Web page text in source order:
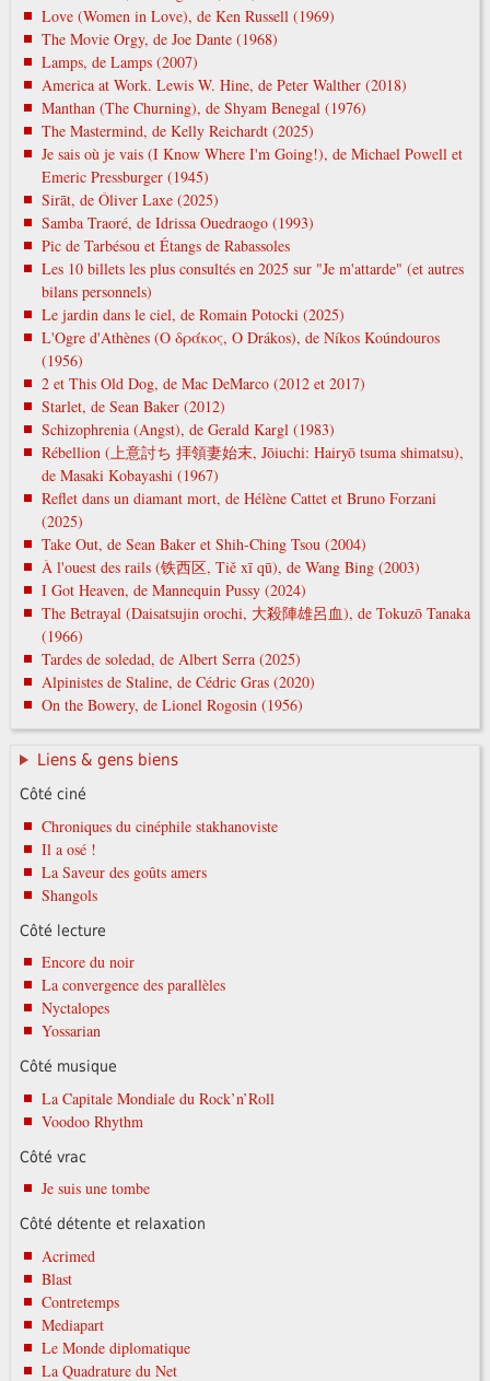
Love (Women in Love), de Ken Russell (1969)
The Movie Orgy, de Joe Dante (1968)
Lamps, de Lamps (2007)
America at Work. Lewis W. Hine, de Peter Walther (2018)
Manthan (The Churning), de Shyam Benegal (1976)
The Mastermind, de Kelly Reichardt (2025)
Je sais où je vais (I Know Where I'm Going!), de Michael Powell et
Emeric Pressburger (1945)
Sirāt, de Óliver Laxe (2025)
Samba Traoré, de Idrissa Ouedraogo (1993)
Pic de Tarbésou et Étangs de Rabassoles
Les 10 billets les plus consultés en 2025 sur "Je m'attarde" (et autres
bilans personnels)
Le jardin dans le ciel, de Romain Potocki (2025)
L'Ogre d'Athènes (Ο δράκος, O Drákos), de Níkos Koúndouros
(1956)
2 et This Old Dog, de Mac DeMarco (2012 et 2017)
Starlet, de Sean Baker (2012)
Schizophrenia (Angst), de Gerald Kargl (1983)
Rébellion (上意討ち 拝領妻始末, Jōiuchi: Hairyō tsuma shimatsu),
de Masaki Kobayashi (1967)
Reflet dans un diamant mort, de Hélène Cattet et Bruno Forzani
(2025)
Take Out, de Sean Baker et Shih-Ching Tsou (2004)
À l'ouest des rails (铁西区, Tiě xī qū), de Wang Bing (2003)
I Got Heaven, de Mannequin Pussy (2024)
The Betrayal (Daisatsujin orochi, 大殺陣雄呂血), de Tokuzō Tanaka
(1966)
Tardes de soledad, de Albert Serra (2025)
Alpinistes de Staline, de Cédric Gras (2020)
On the Bowery, de Lionel Rogosin (1956)
Liens & gens biens
Côté ciné
Chroniques du cinéphile stakhanoviste
Il a osé !
La Saveur des goûts amers
Shangols
Côté lecture
Encore du noir
La convergence des parallèles
Nyctalopes
Yossarian
Côté musique
La Capitale Mondiale du Rock’n’Roll
Voodoo Rhythm
Côté vrac
Je suis une tombe
Côté détente et relaxation
Acrimed
Blast
Contretemps
Mediapart
Le Monde diplomatique
La Quadrature du Net